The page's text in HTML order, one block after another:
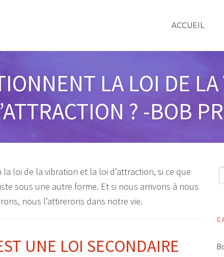
ACCUEIL
LA LOI DE
? -BOB
loi de la vibration et la loi d’attraction, si ce que
sous une autre forme. Et si nous arrivons à nous
nous l’attirerons dans notre vie.
UNE LOI SECONDAIRE